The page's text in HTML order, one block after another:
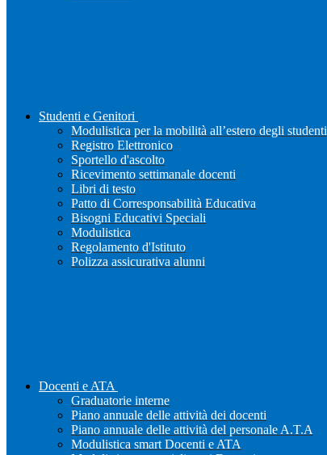
Studenti e Genitori
Modulistica per la mobilità all’estero degli studenti
Registro Elettronico
Sportello d'ascolto
Ricevimento settimanale docenti
Libri di testo
Patto di Corresponsabilità Educativa
Bisogni Educativi Speciali
Modulistica
Regolamento d'Istituto
Polizza assicurativa alunni
Docenti e ATA
Graduatorie interne
Piano annuale delle attività dei docenti
Piano annuale delle attività del personale A.T.A
Modulistica smart Docenti e ATA